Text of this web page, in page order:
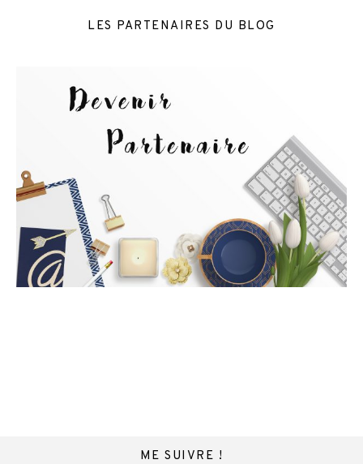
LES PARTENAIRES DU BLOG
ME SUIVRE !